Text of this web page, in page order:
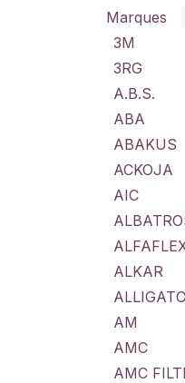
Marques
3M
3RG
A.B.S.
ABA
ABAKUS
ACKOJA
AIC
ALKAR
AM
AMC
AMC